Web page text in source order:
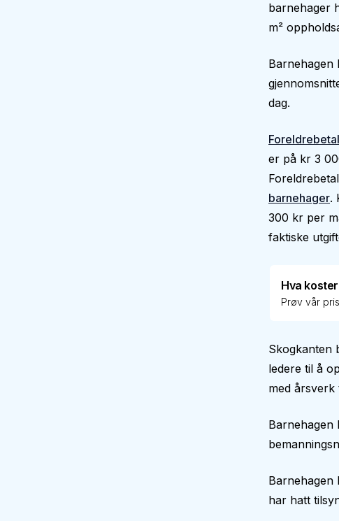
barnehager
m²
Barnehagen
dag.
er på kr 3
barnehager.
300 kr per
faktiske
Hva
Prøv vår
Skogkanten
ledere til å
med årsverk
Barnehagen
Barnehagen
har hatt